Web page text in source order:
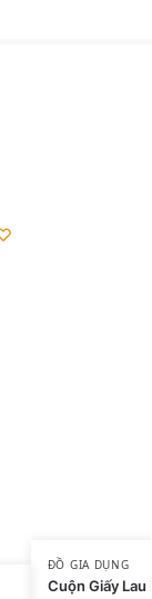
ĐỒ GIA DỤNG
Cuộn Giấy Lau